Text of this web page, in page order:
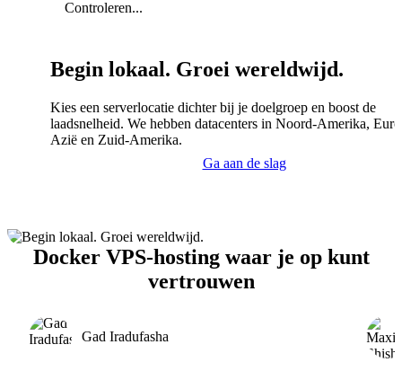
Controleren...
Begin lokaal. Groei wereldwijd.
Kies een serverlocatie dichter bij je doelgroep en boost de
laadsnelheid. We hebben datacenters in Noord-Amerika,
Azië en Zuid-Amerika.
Ga aan de slag
Docker VPS-hosting waar je op kunt
vertrouwen
Gad Iradufasha